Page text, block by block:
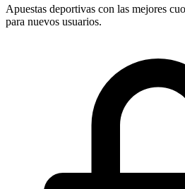
Apuestas deportivas con las mejores
para nuevos usuarios.